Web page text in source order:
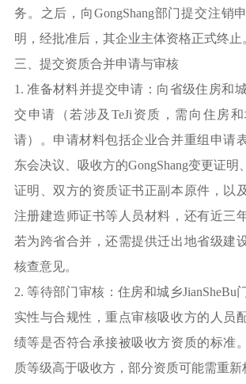
务。之后，向GongShang部门提交注销
明，经批准后，其企业主体资格正式终止
三、提交资质合并申请与审核
1. 准备材料并提交申请：向省级住房和城
交申请（若涉及TeJi资质，需向住房和
请）。申请材料包括企业合并重组申请
东会决议、吸收方的GongShang变更证明
证明、双方的资质证书正副本原件，以
注册建造师证书等人员材料，还有近三
若为跨省合并，还需提供迁出地省级建
核查意见。
2. 等待部门审核：住房和城乡JianSheBu
实性与合规性，重点审核吸收方的人员
绩等是否符合承接被吸收方资质的标准
质等级高于吸收方，部分资质可能需重新